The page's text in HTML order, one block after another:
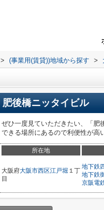
> (事業用(賃貸))地域から探す >
肥後橋ニッタイビル
ぜひ一度見ていただきたい、「肥
できる場所にあるので利便性が高
所在地
大阪府大阪市西区江戸堀 １丁
目
地下鉄
地下鉄
京阪電